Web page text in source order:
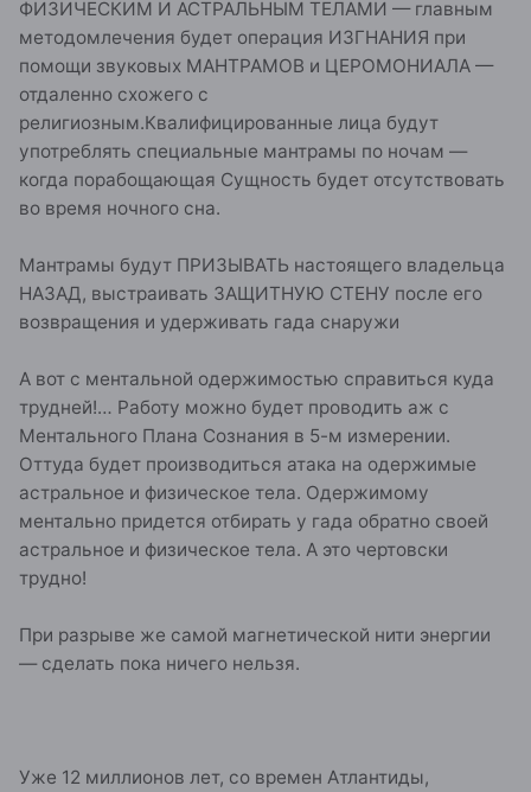
ФИЗИЧЕСКИМ И АСТРАЛЬНЫМ ТЕЛАМИ — главным
методомлечения будет операция ИЗГНАНИЯ при
помощи звуковых МАНТРАМОВ и ЦЕРОМОНИАЛА —
отдаленно схожего с
религиозным.Квалифицированные лица будут
употреблять специальные мантрамы по ночам —
когда порабощающая Сущность будет отсутствовать
во время ночного сна.
Мантрамы будут ПРИЗЫВАТЬ настоящего владельца
НАЗАД, выстраивать ЗАЩИТНУЮ СТЕНУ после его
возвращения и удерживать гада снаружи
А вот с ментальной одержимостью справиться куда
трудней!… Работу можно будет проводить аж с
Ментального Плана Сознания в 5-м измерении.
Оттуда будет производиться атака на одержимые
астральное и физическое тела. Одержимому
ментально придется отбирать у гада обратно своей
астральное и физическое тела. А это чертовски
трудно!
При разрыве же самой магнетической нити энергии
— сделать пока ничего нельзя.
Уже 12 миллионов лет, со времен Атлантиды,